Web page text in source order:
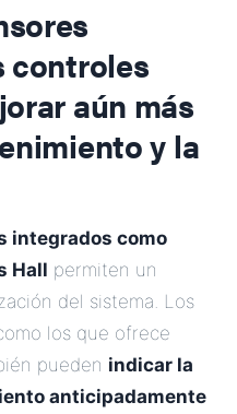
controles
aún más
y la
integrados como
Hall permiten un
del sistema. Los
los que ofrece
pueden indicar la
anticipadamente